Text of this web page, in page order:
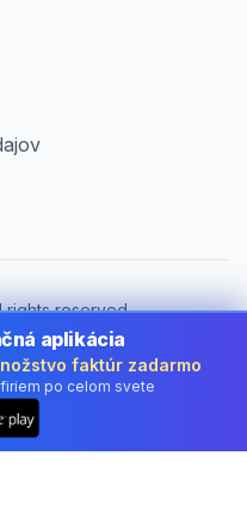
rights reserved.
aplikácia
faktúr zadarmo
firiem po celom svete